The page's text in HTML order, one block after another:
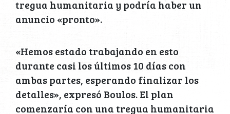
tregua humanitaria y podría haber un
anuncio «pronto».
«Hemos estado trabajando en esto
durante casi los últimos 10 días con
ambas partes, esperando finalizar los
detalles», expresó Boulos. El plan
comenzaría con una tregua humanitaria